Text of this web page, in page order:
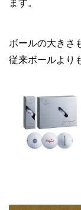
ます。
ボールの大きさ
従来ボールより